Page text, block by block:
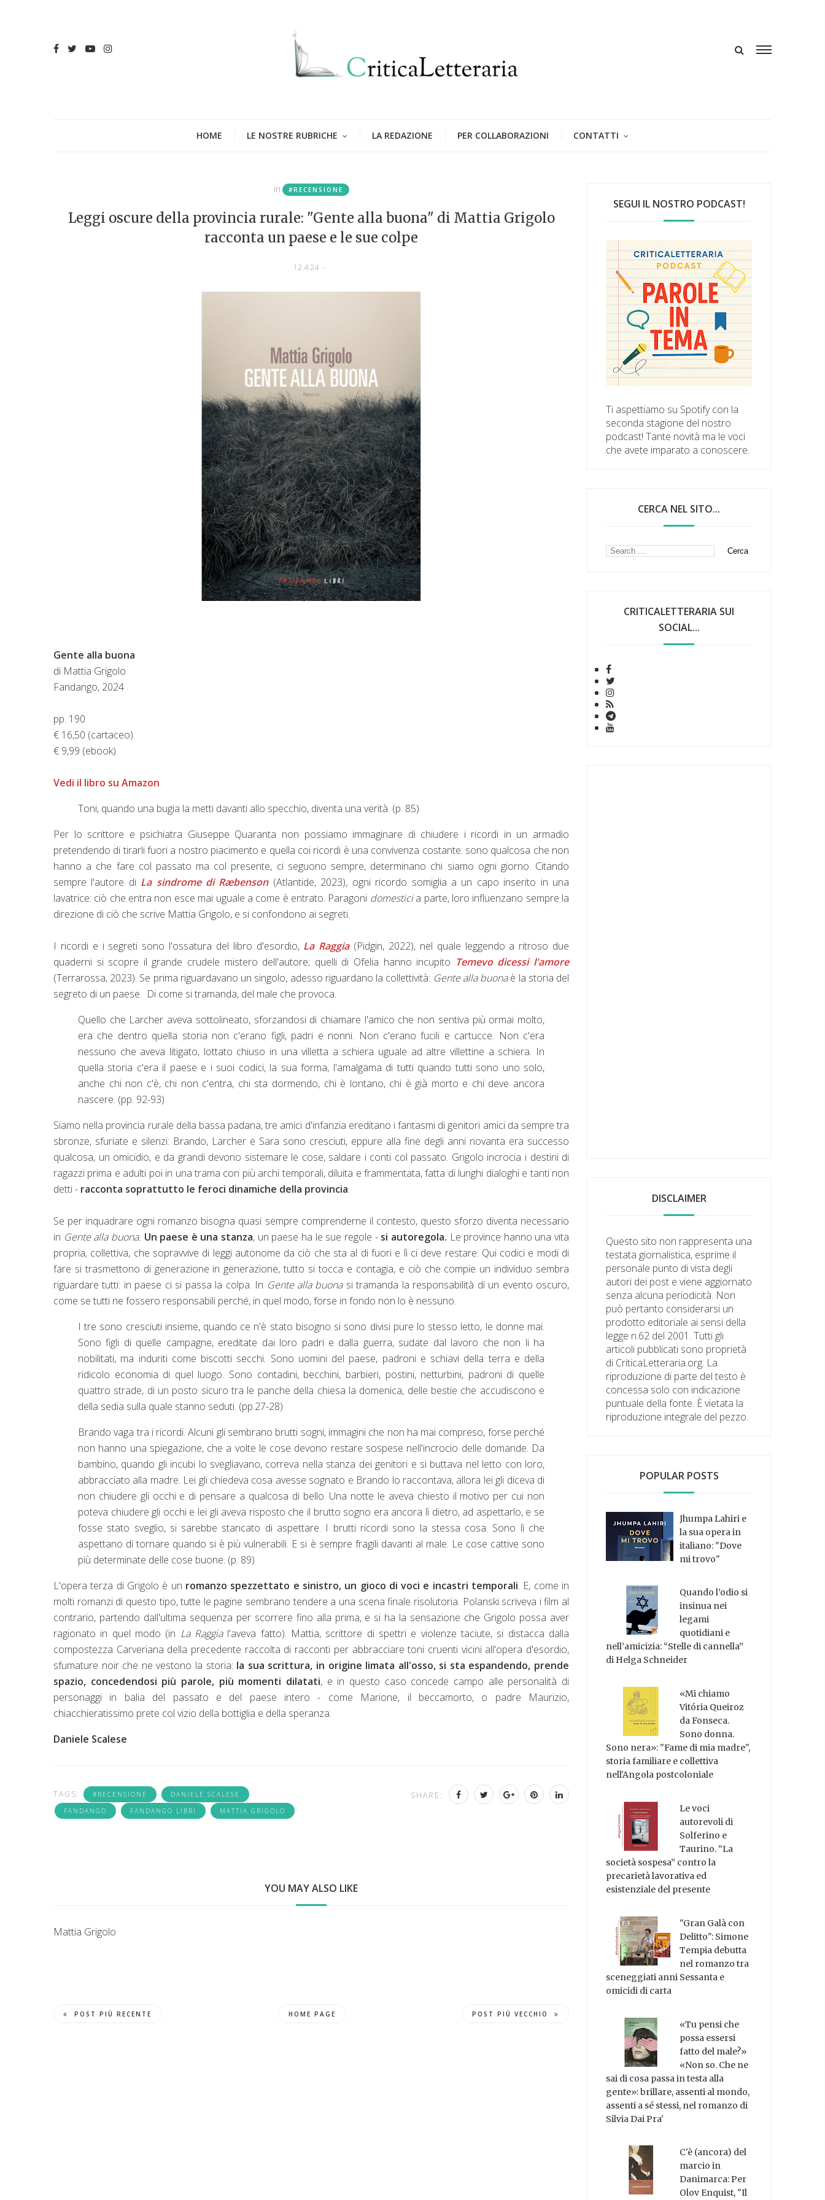
HOME LE NOSTRE RUBRICHE LA REDAZIONE PER COLLABORAZIONI CONTATTI
in #RECENSIONE
Leggi oscure della provincia rurale: "Gente alla buona" di Mattia Grigolo
racconta un paese e le sue colpe
12.4.24 -
Gente alla buona
di Mattia Grigolo
Fandango, 2024
pp. 190
€ 16,50 (cartaceo)
€ 9,99 (ebook)
Vedi il libro su Amazon
Toni, quando una bugia la metti davanti allo specchio, diventa una verità. (p. 85)
Per lo scrittore e psichiatra Giuseppe Quaranta non possiamo immaginare di chiudere i ricordi in un armadio
pretendendo di tirarli fuori a nostro piacimento e quella coi ricordi è una convivenza costante: sono qualcosa che non
hanno a che fare col passato ma col presente, ci seguono sempre, determinano chi siamo ogni giorno. Citando
sempre l'autore di La sindrome di Ræbenson (Atlantide, 2023), ogni ricordo somiglia a un capo inserito in una
lavatrice: ciò che entra non esce mai uguale a come è entrato. Paragoni domesticia parte, loro influenzano sempre la
direzione di ciò che scrive Mattia Grigolo, e si confondono ai segreti.
I ricordi e i segreti sono l'ossatura del libro d'esordio, La Raggia (Pidgin, 2022), nel quale leggendo a ritroso due
quaderni si scopre il grande crudele mistero dell'autore; quelli di Ofelia hanno incupito Temevo dicessi l'amore
(Terrarossa, 2023). Se prima riguardavano un singolo, adesso riguardano la collettività: Gente alla buonaè la storia del
segreto di un paese. Di come si tramanda, del male che provoca.
Quello che Larcher aveva sottolineato, sforzandosi di chiamare l'amico che non sentiva più ormai molto,
era che dentro quella storia non c'erano figli, padri e nonni. Non c'erano fucili e cartucce. Non c'era
nessuno che aveva litigato, lottato chiuso in una villetta a schiera uguale ad altre villettine a schiera. In
quella storia c'era il paese e i suoi codici, la sua forma, l'amalgama di tutti quando tutti sono uno solo,
anche chi non c'è, chi non c'entra, chi sta dormendo, chi è lontano, chi è già morto e chi deve ancora
nascere. (pp. 92-93)
Siamo nella provincia rurale della bassa padana, tre amici d'infanzia ereditano i fantasmi di genitori amici da sempre tra
sbronze, sfuriate e silenzi: Brando, Larcher e Sara sono cresciuti, eppure alla fine degli anni novanta era successo
qualcosa, un omicidio, e da grandi devono sistemare le cose, saldare i conti col passato. Grigolo incrocia i destini di
ragazzi prima e adulti poi in una trama con più archi temporali, diluita e frammentata, fatta di lunghi dialoghi e tanti non
detti - racconta soprattutto le feroci dinamiche della provincia.
Se per inquadrare ogni romanzo bisogna quasi sempre comprenderne il contesto, questo sforzo diventa necessario
in Gente alla buona. Un paese è una stanza, un paese ha le sue regole - si autoregola. Le province hanno una vita
propria, collettiva, che sopravvive di leggi autonome da ciò che sta al di fuori e lì ci deve restare. Qui codici e modi di
fare si trasmettono di generazione in generazione, tutto si tocca e contagia, e ciò che compie un individuo sembra
riguardare tutti: in paese ci si passa la colpa. In Gente alla buonasi tramanda la responsabilità di un evento oscuro,
come se tutti ne fossero responsabili perché, in quel modo,forse in fondo non lo è nessuno.
I tre sono cresciuti insieme, quando ce n'è stato bisogno si sono divisi pure lo stesso letto, le donne mai.
Sono figli di quelle campagne, ereditate dai loro padri e dalla guerra, sudate dal lavoro che non li ha
nobilitati, ma induriti come biscotti secchi. Sono uomini del paese, padroni e schiavi della terra e della
ridicolo economia di quel luogo. Sono contadini, becchini, barbieri, postini, netturbini, padroni di quelle
quattro strade, di un posto sicuro tra le panche della chiesa la domenica, delle bestie che accudiscono e
della sedia sulla quale stanno seduti. (pp.27-28)
Brando vaga tra i ricordi. Alcuni gli sembrano brutti sogni, immagini che non ha mai compreso, forse perché
non hanno una spiegazione, che a volte le cose devono restare sospese nell'incrocio delle domande. Da
bambino, quando gli incubi lo svegliavano, correva nella stanza dei genitori e si buttava nel letto con loro,
abbracciato alla madre. Lei gli chiedeva cosa avesse sognato e Brando lo raccontava, allora lei gli diceva di
non chiudere gli occhi e di pensare a qualcosa di bello. Una notte le aveva chiesto il motivo per cui non
poteva chiudere gli occhi e lei gli aveva risposto che il brutto sogno era ancora lì dietro, ad aspettarlo, e se
fosse stato sveglio, si sarebbe stancato di aspettare. I brutti ricordi sono la stessa cosa. Sono lì che
aspettano di tornare quando si è più vulnerabili. E si è sempre fragili davanti al male. Le cose cattive sono
più determinate delle cose buone. (p. 89)
L'opera terza di Grigolo è un romanzo spezzettato e sinistro, un gioco di voci e incastri temporali. E, come in
molti romanzi di questo tipo, tutte le pagine sembrano tendere a una scena finale risolutoria. Polanski scriveva i film al
contrario, partendo dall'ultima sequenza per scorrere fino alla prima, e si ha la sensazione che Grigolo possa aver
ragionato in quel modo (in La Raggia l'aveva fatto). Mattia, scrittore di spettri e violenze taciute, si distacca dalla
compostezza Carveriana della precedente raccolta di racconti per abbracciare toni cruenti vicini all'opera d'esordio,
sfumature noir che ne vestono la storia: la sua scrittura, in origine limata all'osso, si sta espandendo, prende
spazio, concedendosi più parole, più momenti dilatati, e in questo caso concede campo alle personalità di
personaggi in balia del passato e del paese intero - come Marione, il beccamorto, o padre Maurizio,
chiacchieratissimo prete col vizio della bottiglia e della speranza.
Daniele Scalese
TAGS: #RECENSIONE
DANIELE SCALESE
FANDANGO
FANDANGO LIBRI MATTIA GRIGOLO
SHARE:
YOU MAY ALSO LIKE
Mattia Grigolo
POST PIÙ RECENTE HOME PAGE POST PIÙ VECCHIO
SEGUI IL NOSTRO PODCAST!
Ti aspettiamo su Spotify con la
seconda stagione del nostro
podcast! Tante novità ma le voci
che avete imparato a conoscere.
CERCA NEL SITO...
CRITICALETTERARIA SUI
SOCIAL...
DISCLAIMER
Questo sito non rappresenta una
testata giornalistica, esprime il
personale punto di vista degli
autori dei post e viene aggiornato
senza alcuna periodicità. Non
può pertanto considerarsi un
prodotto editoriale ai sensi della
legge n.62 del 2001. Tutti gli
articoli pubblicati sono proprietà
di CriticaLetteraria.org. La
riproduzione di parte del testo è
concessa solo con indicazione
puntuale della fonte. È vietata la
riproduzione integrale del pezzo.
POPULAR POSTS
Jhumpa Lahiri e
la sua opera in
italiano: "Dove
mi trovo"
Quando l’odio si
insinua nei
legami
quotidiani e
nell’amicizia: “Stelle di cannella”
di Helga Schneider
«Mi chiamo
Vitória Queiroz
da Fonseca.
Sono donna.
Sono nera»: "Fame di mia madre",
storia familiare e collettiva
nell'Angola postcoloniale
Le voci
autorevoli di
Solferino e
Taurino. “La
società sospesa” contro la
precarietà lavorativa ed
esistenziale del presente
"Gran Galà con
Delitto": Simone
Tempia debutta
nel romanzo tra
sceneggiati anni Sessanta e
omicidi di carta
«Tu pensi che
possa essersi
fatto del male?»
«Non so. Che ne
sai di cosa passa in testa alla
gente»: brillare, assenti al mondo,
assenti a sé stessi, nel romanzo di
Silvia Dai Pra'
C'è (ancora) del
marcio in
Danimarca: Per
Olov Enquist, "Il